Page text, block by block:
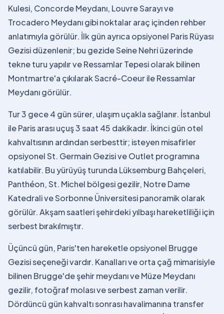
Kulesi, Concorde Meydanı, Louvre Sarayı ve
Trocadero Meydanı gibi noktalar araç içinden rehber
anlatımıyla görülür. İlk gün ayrıca opsiyonel Paris Rüyası
Gezisi düzenlenir; bu gezide Seine Nehri üzerinde
tekne turu yapılır ve Ressamlar Tepesi olarak bilinen
Montmartre'a çıkılarak Sacré-Coeur ile Ressamlar
Meydanı görülür.
Tur 3 gece 4 gün sürer, ulaşım uçakla sağlanır. İstanbul
ile Paris arası uçuş 3 saat 45 dakikadır. İkinci gün otel
kahvaltısının ardından serbesttir; isteyen misafirler
opsiyonel St. Germain Gezisi ve Outlet programına
katılabilir. Bu yürüyüş turunda Lüksemburg Bahçeleri,
Panthéon, St. Michel bölgesi gezilir, Notre Dame
Katedrali ve Sorbonne Üniversitesi panoramik olarak
görülür. Akşam saatleri şehirdeki yılbaşı hareketliliği için
serbest bırakılmıştır.
Üçüncü gün, Paris'ten hareketle opsiyonel Brugge
Gezisi seçeneği vardır. Kanalları ve orta çağ mimarisiyle
bilinen Brugge'de şehir meydanı ve Müze Meydanı
gezilir, fotoğraf molası ve serbest zaman verilir.
Dördüncü gün kahvaltı sonrası havalimanına transfer